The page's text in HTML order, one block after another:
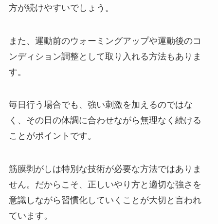
方が続けやすいでしょう。
また、運動前のウォーミングアップや運動後のコ
ンディション調整として取り入れる方法もありま
す。
毎日行う場合でも、強い刺激を加えるのではな
く、その日の体調に合わせながら無理なく続ける
ことがポイントです。
筋膜剥がしは特別な技術が必要な方法ではありま
せん。だからこそ、正しいやり方と適切な強さを
意識しながら習慣化していくことが大切と言われ
ています。